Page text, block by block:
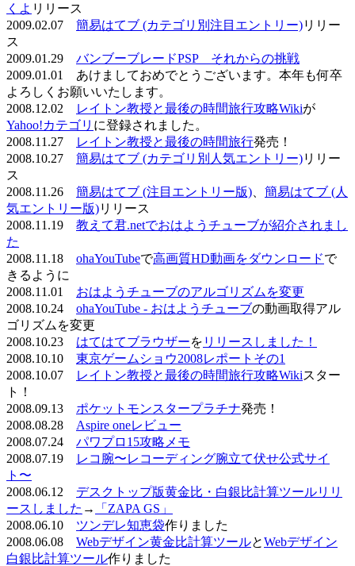
くよ リリース
2009.02.07 簡易はてブ (カテゴリ別注目エントリー)リリー
ス
2009.01.29 バンブーブレードPSP それからの挑戦
2009.01.01 あけましておめでとうございます。本年も何卒
よろしくお願いいたします。
2008.12.02
レイトン教授と最後の時間旅行攻略Wikiが
Yahoo!カテゴリ に登録されました。
2008.11.27
レイトン教授と最後の時間旅行発売！
2008.10.27 簡易はてブ (カテゴリ別人気エントリー)リリー
ス
2008.11.26 簡易はてブ (注目エントリー版)
簡易はてブ (人
気エントリー版)リリース
2008.11.19 教えて君.netでおはようチューブが紹介されまし
た
2008.11.18 ohaYouTubeで高画質HD動画をダウンロードで
きるように
2008.11.01 おはようチューブのアルゴリズムを変更
2008.10.24 ohaYouTube - おはようチューブの動画取得アル
ゴリズムを変更
2008.10.23 はてはてブラウザーを リリースしました！
2008.10.10 東京ゲームショウ2008レポートその1
2008.10.07
レイトン教授と最後の時間旅行攻略Wikiスター
ト！
2008.09.13 ポケットモンスタープラチナ発売！
2008.08.28 Aspire oneレビュー
2008.07.24 パワプロ15攻略メモ
2008.07.19
レコ腕〜レコーディング腕立て伏せ公式サイ
ト〜
2008.06.12 デスクトップ版黄金比・白銀比計算ツールリリ
ースしました →
「ZAPA GS」
2008.06.10 ツンデレ知恵袋作りました
2008.06.08 Webデザイン黄金比計算ツールとWebデザイン
白銀比計算ツール作りました